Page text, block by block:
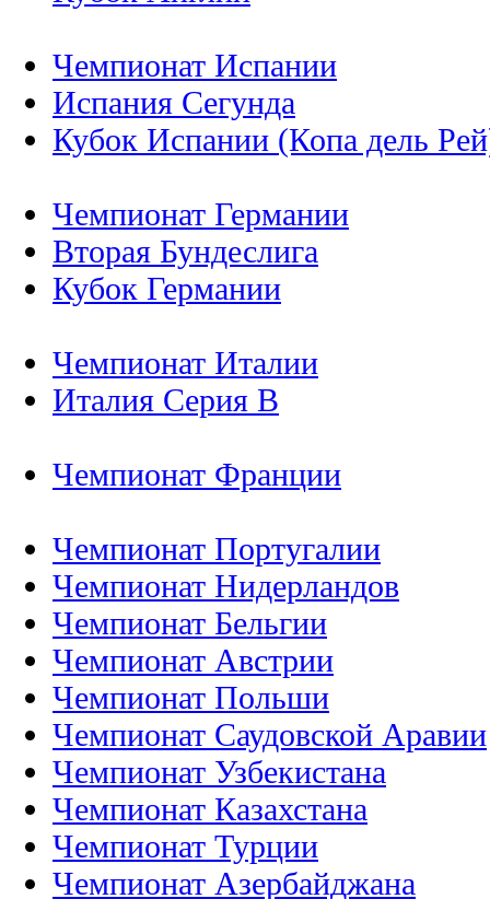
Чемпионат Испании
Испания Сегунда
Кубок Испании (Копа дель
Чемпионат Германии
Вторая Бундеслига
Кубок Германии
Чемпионат Италии
Италия Серия B
Чемпионат Франции
Чемпионат Португалии
Чемпионат Нидерландов
Чемпионат Бельгии
Чемпионат Австрии
Чемпионат Польши
Чемпионат Саудовской Аравии
Чемпионат Узбекистана
Чемпионат Казахстана
Чемпионат Турции
Чемпионат Азербайджана